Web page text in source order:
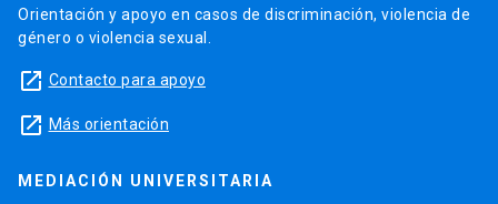
Orientación y apoyo en casos de discriminación, violencia de
género o violencia sexual.
launch Contacto para apoyo
launch Más orientación
MEDIACIÓN UNIVERSITARIA